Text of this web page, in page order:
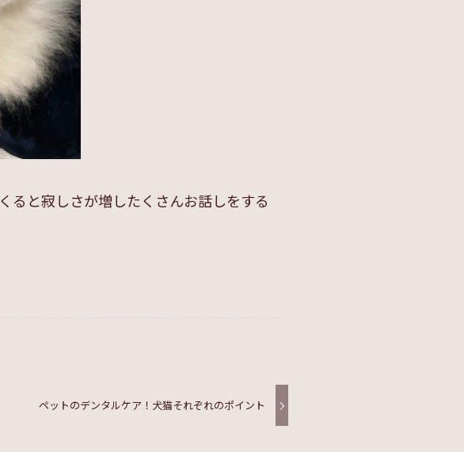
ると寂しさが増したくさんお話しをする
ペットのデンタルケア！犬猫それぞれのポイント